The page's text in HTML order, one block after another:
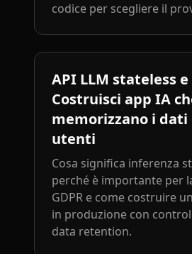
codice per scegliere il
API LLM stateless e
Costruisci app IA
memorizzano i dati
utenti
Cosa significa inferenza
perché è importante per
GDPR e come costruire
in produzione con
data retention.